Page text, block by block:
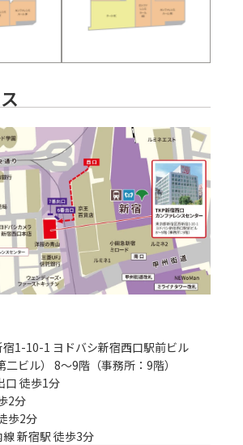
1-10-1 ヨドバシ新宿西口駅前ビル
二ビル） 8～9階（事務所：9階）
口 徒歩1分
2分
歩2分
新宿駅 徒歩3分